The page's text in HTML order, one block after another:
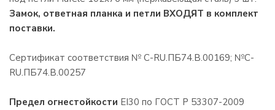
Замок, ответная планка и петли ВХОДЯТ в комплект
поставки.
Сертификат соответствия № С-RU.ПБ74.В.00169; №С-
RU.ПБ74.В.00257
Предел огнестойкости EI30 по ГОСТ Р 53307-2009